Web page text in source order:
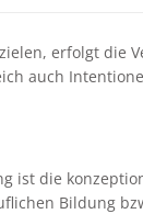
erfolgt
auch
ist die
Bildung